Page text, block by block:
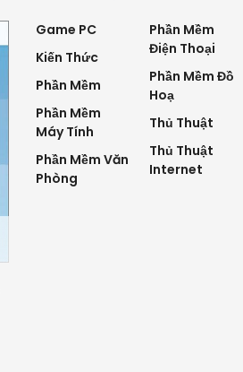
Game PC
Kiến Thức
Phần Mềm
Phần Mềm
Máy Tính
Phần Mềm Văn
Phòng
Phần Mềm
Điện Thoại
Phần Mềm Đồ
Hoạ
Thủ Thuật
Thủ Thuật
Internet